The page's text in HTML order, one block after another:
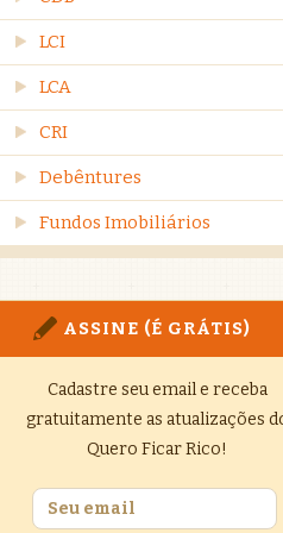
LCI
LCA
CRI
Debêntures
Fundos Imobiliários
ASSINE (É GRÁTIS)
Cadastre seu email e receba
gratuitamente as atualizações
Quero Ficar Rico!